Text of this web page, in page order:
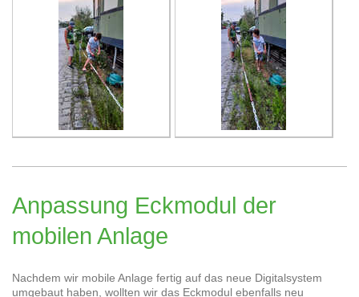
Anpassung Eckmodul der
mobilen Anlage
Nachdem wir mobile Anlage fertig auf das neue Digitalsystem
umgebaut haben, wollten wir das Eckmodul ebenfalls neu